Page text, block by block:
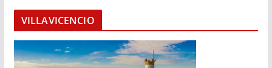
o
d
u
VILLAVICENCIO